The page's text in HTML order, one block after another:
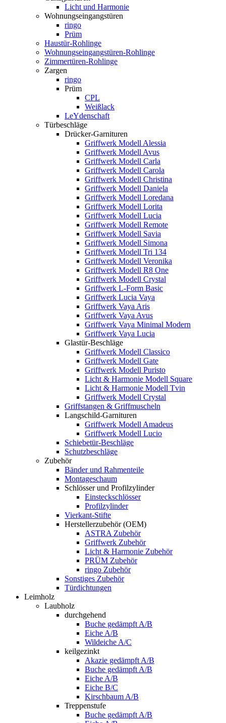
Licht und Harmonie
Wohnungseingangstüren
ringo
Prüm
Haustür-Rohlinge
Wohnungseingangstüren-Rohlinge
Zimmertüren-Rohlinge
Zargen
ringo
Prüm
CPL
Weißlack
LeYdenschaft
Türbeschläge
Drücker-Garnituren
Griffwerk Modell Alessia
Griffwerk Modell Avus
Griffwerk Modell Carla
Griffwerk Modell Carola
Griffwerk Modell Christina
Griffwerk Modell Daniela
Griffwerk Modell Loredana
Griffwerk Modell Lorita
Griffwerk Modell Lucia
Griffwerk Modell Remote
Griffwerk Modell Savia
Griffwerk Modell Simona
Griffwerk Modell Tri 134
Griffwerk Modell Veronika
Griffwerk Modell R8 One
Griffwerk Modell Crystal
Griffwerk L-Form Basic
Griffwerk Lucia Vaya
Griffwerk Vaya Aris
Griffwerk Vaya Avus
Griffwerk Vaya Minimal Modern
Griffwerk Vaya Lucia
Glastür-Beschläge
Griffwerk Modell Classico
Griffwerk Modell Gate
Griffwerk Modell Puristo
Licht & Harmonie Modell Square
Licht & Harmonie Modell Tvin
Griffwerk Modell Crystal
Griffstangen & Griffmuscheln
Langschild-Garnituren
Griffwerk Modell Amadeus
Griffwerk Modell Lucio
Schiebetür-Beschläge
Schutzbeschläge
Zubehör
Bänder und Rahmenteile
Montageschaum
Schlösser und Profilzylinder
Einsteckschlösser
Profilzylinder
Vierkant-Stifte
Herstellerzubehör (OEM)
ASTRA Zubehör
Griffwerk Zubehör
Licht & Harmonie Zubehör
PRÜM Zubehör
ringo Zubehör
Sonstiges Zubehör
Türdichtungen
Leimholz
Laubholz
durchgehend
Buche gedämpft A/B
Eiche A/B
Wildeiche A/C
keilgezinkt
Akazie gedämpft A/B
Buche gedämpft A/B
Eiche A/B
Eiche B/C
Kirschbaum A/B
Treppenstufe
Buche gedämpft A/B